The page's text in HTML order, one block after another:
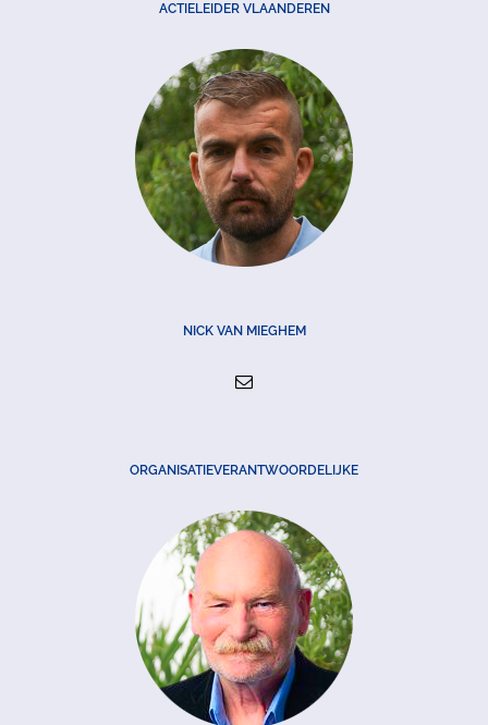
ACTIELEIDER VLAANDEREN
NICK VAN MIEGHEM
ORGANISATIEVERANTWOORDELIJKE